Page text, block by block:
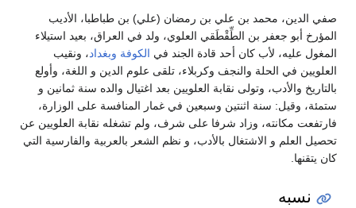
صفي الدين، محمد بن علي بن رمضان (علي) بن طباطبا، الأديب
المؤرخ أبو جعفر بن الطِّقْطَقي العلوي، ولد في العراق، بعيد استيلاء
المغول عليه، لأب كان أحد قادة الجند في الكوفة وبغداد، ونقيب
العلويين في الحلة والنجف وكربلاء، تلقى علوم الدين و اللغة، وأولع
بالتاريخ والأدب، وتولى نقابة العلويين بعد اغتيال والده سنة ثمانين و
ستمئة، وقيل: سنة اثنتين وسبعين في غمار المنافسة على الوزارة،
فارتفعت مكانته، وزاد شرفا على شرف، ولم تشغله نقابة العلويين عن
تحصيل العلم و الاشتغال بالأدب، و نظم الشعر بالعربية والفارسية التي
كان يتقنها.
نسبه